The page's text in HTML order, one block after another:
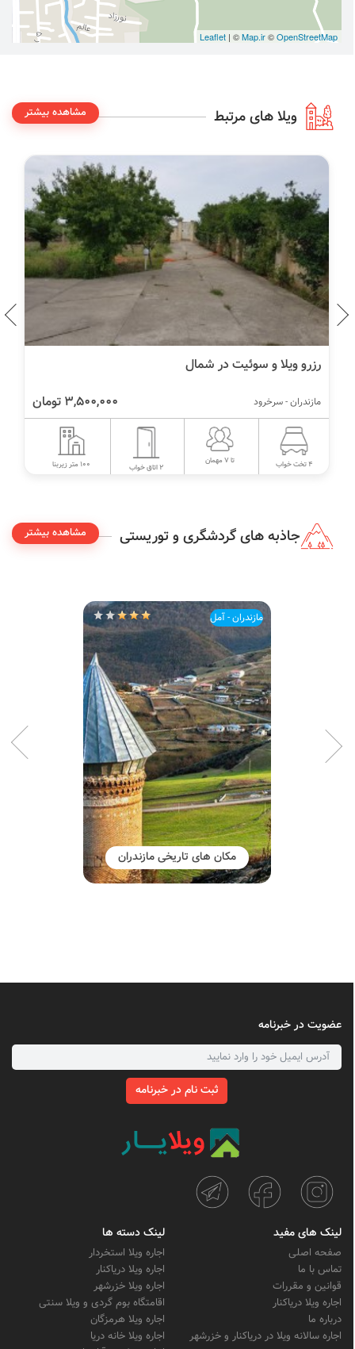
Leaflet | ©Map.ir©OpenStreetMap
ویلا های مرتبط مشاهده بیشتر
رزرو ویلا و سوئیت در شمال
3,500,000 تومان مازندران - سرخرود
4 تخت خواب تا 7 مهمان
2 اتاق خواب 100 متر زیربنا
جاذبه های گردشگری و توریستی مشاهده بیشتر
مازندران - آمل
مکان های تاریخی مازندران
عضویت در خبرنامه
ثبت نام در خبرنامه
لینک های مفید
صفحه اصلی
تماس با ما
قوانین و مقررات
اجاره ویلا دریاکنار
درباره ما
اجاره سالانه ویلا در دریاکنار و خزرشهر
لینک دسته ها
اجاره ویلا استخردار
اجاره ویلا دریاکنار
اجاره ویلا خزرشهر
اقامتگاه بوم گردی و ویلا سنتی
اجاره ویلا هرمزگان
اجاره ویلا خانه دریا